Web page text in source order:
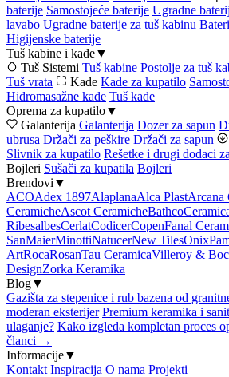
baterije Samostojeće baterije Ugradne
lavabo Ugradne baterije za tuš kabinu
Higijenske baterije
Tuš kabine i kade▼
Tuš Sistemi Tuš kabine Postolje za tuš
Tuš vrata
Kade Kade za kupatilo
Hidromasažne kade Tuš kade
Oprema za kupatilo▼
Galanterija Galanterija Dozer za sapun
ubrusa Držači za peškire Držači za sapun
Slivnik za kupatilo Rešetke i drugi dodaci
Bojleri Sušači za kupatila Bojleri
Brendovi ▼
ACOAdex 1897AlaplanaAlca PlastArcana
CeramicheAscot CeramicheBathco
RibesalbesCerlatCodicerCopenFanal
SanMaierMinottiNatucerNew TilesOnix
ArtRocaRosanTau CeramicaVilleroy &
DesignZorka Keramika
Blog▼
Gazišta za stepenice i rub bazena od
moderan eksterijer Premium keramika i
ulaganje? Kako izgleda kompletan proces
članci →
Informacije▼
Kontakt Inspiracija O nama Projekti